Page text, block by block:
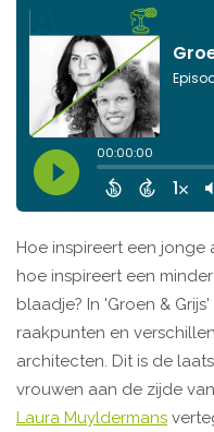
Hoe inspireert een jonge
hoe inspireert een
blaadje? In 'Groen &
raakpunten en
architecten. Dit is de
vrouwen aan de zijde
Laura Muyldermans